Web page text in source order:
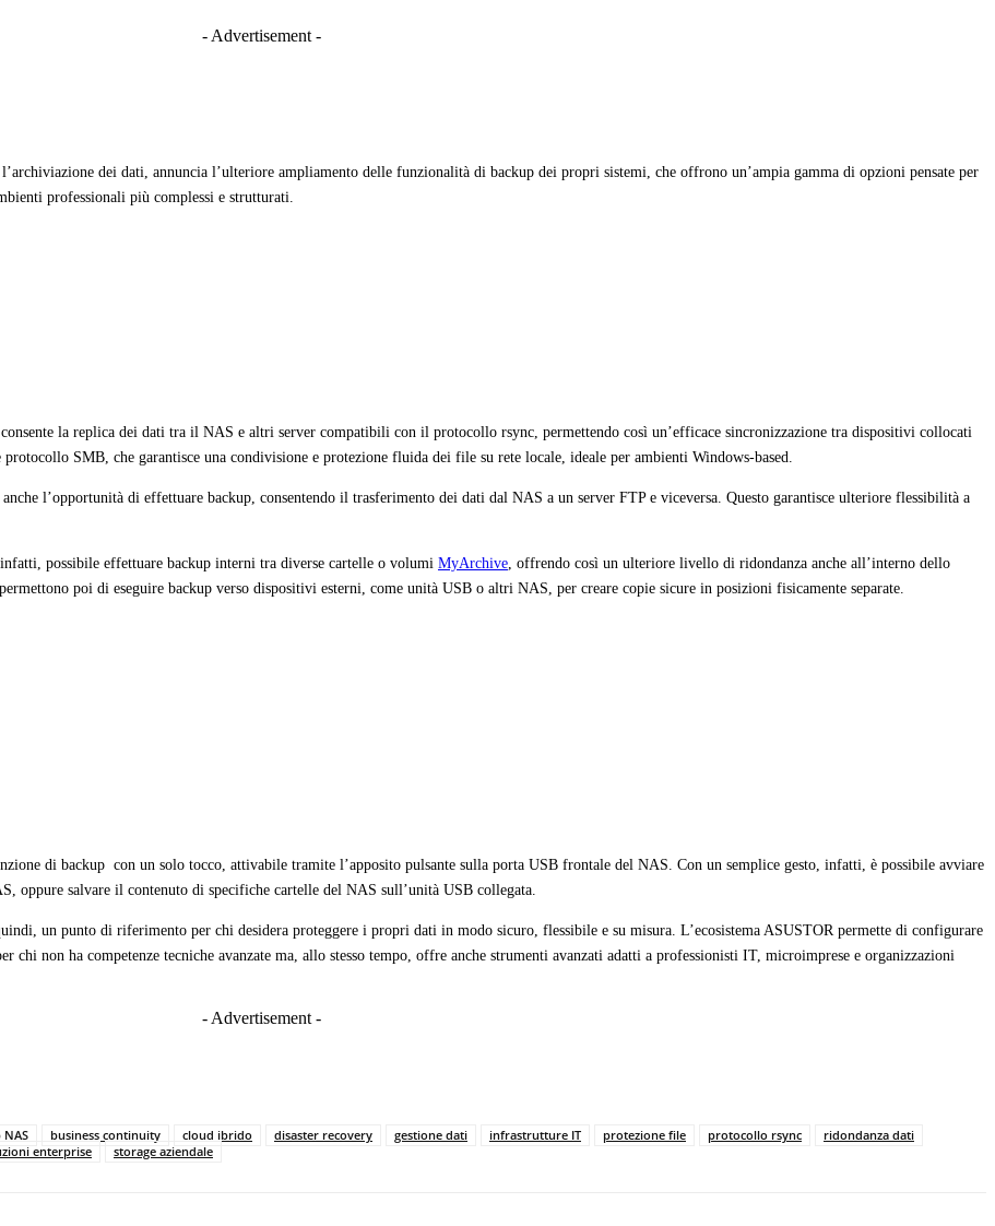
- Advertisement -
dei dati, annuncia l’ulteriore ampliamento delle funzionalità di backup dei propri sistemi, che offrono un’ampia gamma di opzioni pensate per
professionali più complessi e strutturati.
la replica dei dati tra il NAS e altri server compatibili con il protocollo rsync, permettendo così un’efficace sincronizzazione tra dispositivi collocati
SMB, che garantisce una condivisione e protezione fluida dei file su rete locale, ideale per ambienti Windows-based.
l’opportunità di effettuare backup, consentendo il trasferimento dei dati dal NAS a un server FTP e viceversa. Questo garantisce ulteriore flessibilità a
possibile effettuare backup interni tra diverse cartelle o volumi MyArchive, offrendo così un ulteriore livello di ridondanza anche all’interno dello
poi di eseguire backup verso dispositivi esterni, come unità USB o altri NAS, per creare copie sicure in posizioni fisicamente separate.
di backup con un solo tocco, attivabile tramite l’apposito pulsante sulla porta USB frontale del NAS. Con un semplice gesto, infatti, è possibile avviare
oppure salvare il contenuto di specifiche cartelle del NAS sull’unità USB collegata.
un punto di riferimento per chi desidera proteggere i propri dati in modo sicuro, flessibile e su misura. L’ecosistema ASUSTOR permette di configurare
chi non ha competenze tecniche avanzate ma, allo stesso tempo, offre anche strumenti avanzati adatti a professionisti IT, microimprese e organizzazioni
- Advertisement -
NAS business continuity cloud ibrido disaster recovery gestione dati infrastrutture IT protezione file protocollo rsync
ridondanza dati
enterprise storage aziendale